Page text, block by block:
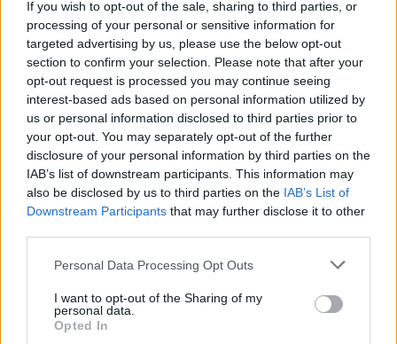
If you wish to opt-out of the sale, sharing to third parties, or
processing of your personal or sensitive information for
targeted advertising by us, please use the below opt-out
section to confirm your selection. Please note that after your
opt-out request is processed you may continue seeing
interest-based ads based on personal information utilized by
us or personal information disclosed to third parties prior to
your opt-out. You may separately opt-out of the further
disclosure of your personal information by third parties on the
IAB’s list of downstream participants. This information may
also be disclosed by us to third parties on the IAB’s List of
Downstream Participants that may further disclose it to other
Personal Data Processing Opt Outs
I want to opt-out of the Sharing of my
personal data.
Opted In
Πελοπόννησος
Προβλήματα από ξαφνικό μπουρίνι στην
Αιγιάλεια -Έκλεισαν δρόμοι λόγω
κατολισθήσεων (video)